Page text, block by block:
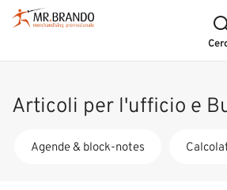
Articoli per l'ufficio e
Agende & block-notes